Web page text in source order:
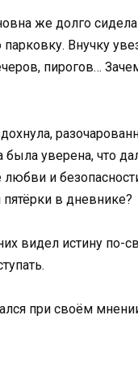
же долго сидела
Внучку
пирогов…
была уверена, что
и
в дневнике?
видел истину по-
при своём